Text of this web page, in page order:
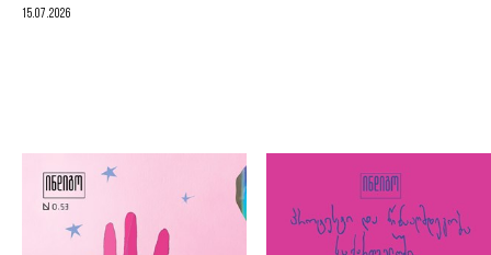
15.07.2026